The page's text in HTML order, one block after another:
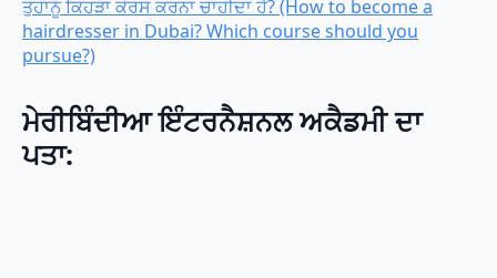
ਤੁਹਾਨੂੰ ਕਿਹੜਾ ਕੋਰਸ ਕਰਨਾ ਚਾਹੀਦਾ ਹੈ? (How to become a
hairdresser in Dubai? Which course should you
pursue?)
ਮੇਰੀਬਿੰਦੀਆ ਇੰਟਰਨੈਸ਼ਨਲ ਅਕੈਡਮੀ ਦਾ
ਪਤਾ: